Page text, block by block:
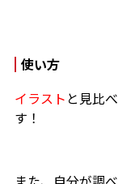
使い方
イラスト と見比
す！